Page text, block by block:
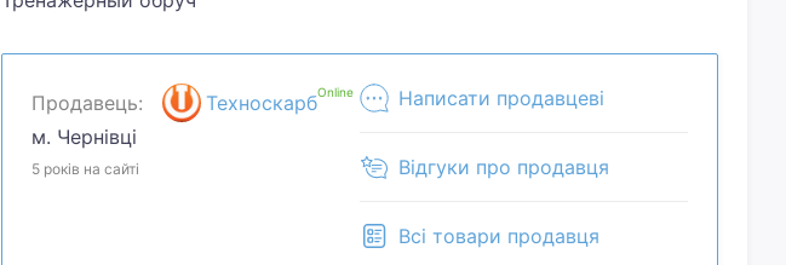
Продавець: ТехноскарбOnline
м. Чернівці
5 років на сайті
Написати продавцеві
Відгуки про продавця
Всі товари продавця